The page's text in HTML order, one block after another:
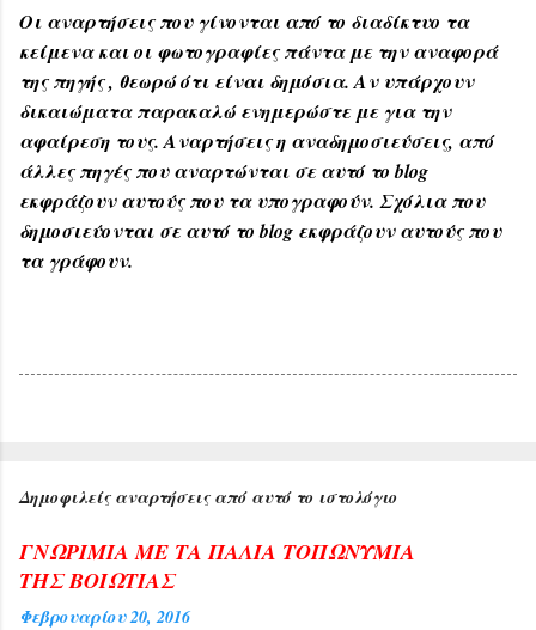
Οι αναρτήσεις που γίνονται από το διαδίκτυο τα
κείμενα και οι φωτογραφίες πάντα με την αναφορά
της πηγής , θεωρώ ότι είναι δημόσια. Αν υπάρχουν
δικαιώματα παρακαλώ ενημερώστε με για την
αφαίρεση τους. Αναρτήσεις η αναδημοσιεύσεις, από
άλλες πηγές που αναρτώνται σε αυτό το blog
εκφράζουν αυτούς που τα υπογραφούν. Σχόλια που
δημοσιεύονται σε αυτό το blog εκφράζουν αυτούς που
τα γράφουν.
Δημοφιλείς αναρτήσεις από αυτό το ιστολόγιο
ΓΝΩΡΙΜΙΑ ΜΕ ΤΑ ΠΑΛΙΑ ΤΟΠΩΝΥΜΙΑ
ΤΗΣ ΒΟΙΩΤΙΑΣ
Φεβρουαρίου 20, 2016